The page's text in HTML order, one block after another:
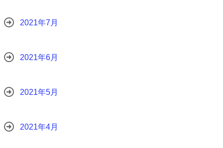
2021年7月
2021年6月
2021年5月
2021年4月